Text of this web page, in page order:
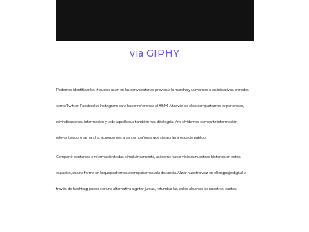
via GIPHY
Podemosidentificar los # que se usan en las convocatorias previas a la marcha y sumarnos a las iniciativas en redes
como Twitter, Facebook e Instagram para hacer referencia al #8M. A través de ellos compartamos experiencias,
reivindicaciones, información y todo aquello que también nos dé alegría. Y no olvidemos compartir información
relevante sobre la marcha, acuerpemos a las compañeras que sí saldrán al espacio público.
Compartir contenido e información todas simultáneamente, así como hacer visibles nuestras historias en estos
espacios, es una forma en la que podremos acompañarnos a la distancia. Alzar nuestra voz en el lenguaje digital, a
través del hashtag, puede ser una alternativa a gritar juntas, retumbar las calles al sonido de nuestros cantos.